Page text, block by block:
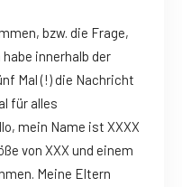
bzw. die Frage,
innerhalb der
Mal (!) die Nachricht
für alles
mein Name ist XXXX
von XXX und einem
Meine Eltern